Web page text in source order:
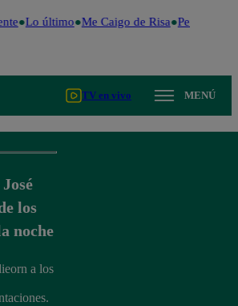
Lo último Me Caigo de Risa Perú Decide
TV en vivo MENÚ
los
noche
a los